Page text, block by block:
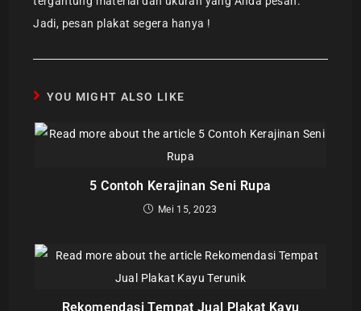
Jadi, pesan plakat segera hanya !
YOU MIGHT ALSO LIKE
5 Contoh Kerajinan Seni Rupa
Mei 15, 2023
Rekomendasi Tempat Jual Plakat Kayu